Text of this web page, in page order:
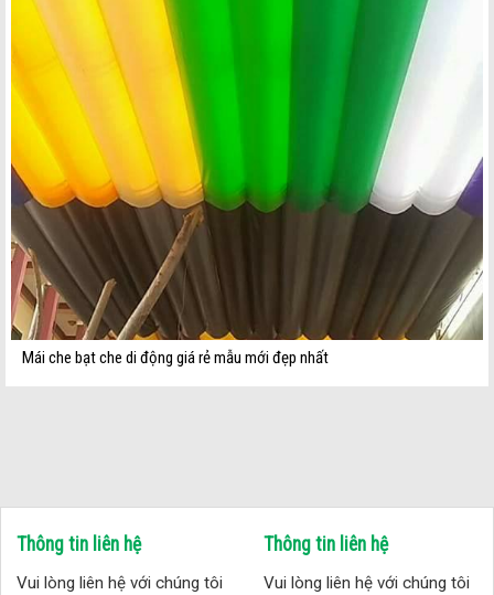
Mái che bạt che di động giá rẻ mẫu mới đẹp nhất
Thông tin liên hệ
Vui lòng liên hệ với chúng tôi
Thông tin liên hệ
Vui lòng liên hệ với chúng tôi